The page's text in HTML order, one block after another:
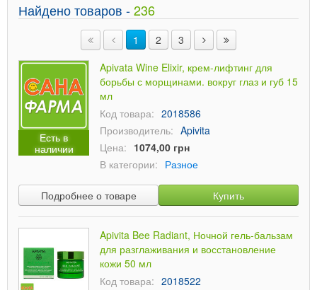
Найдено товаров -236
1 2 3
Есть в
наличии
Apivata Wine Elixir, крем-лифтинг для
борьбы с морщинами. вокруг глаз и губ 15
мл
Код товара: 2018586
Производитель: Apivita
Цена: 1074,00 грн
В категории: Разное
Подробнее о товаре Купить
Apivita Bee Radiant, Ночной гель-бальзам
для разглаживания и восстановление
кожи 50 мл
Код товара: 2018522